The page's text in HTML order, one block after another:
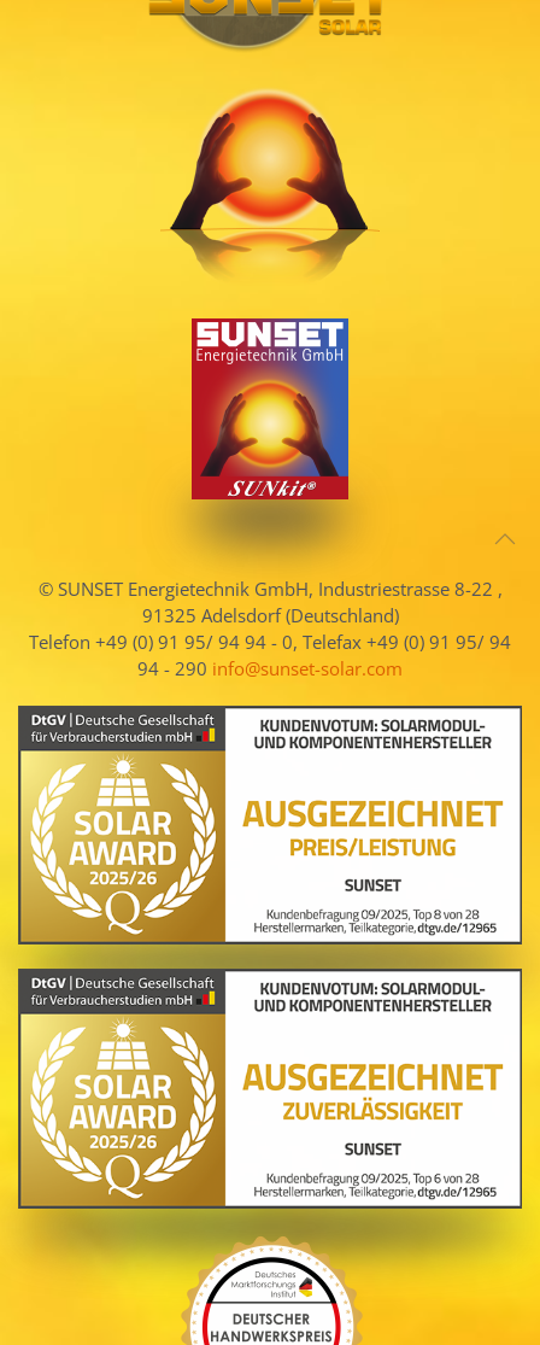
© SUNSET Energietechnik GmbH, Industriestrasse 8-22 ,
91325 Adelsdorf (Deutschland)
Telefon +49 (0) 91 95/ 94 94 - 0, Telefax +49 (0) 91 95/ 94
94 - 290 info@sunset-solar.com